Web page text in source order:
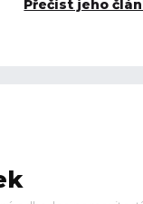
Přečíst jeho